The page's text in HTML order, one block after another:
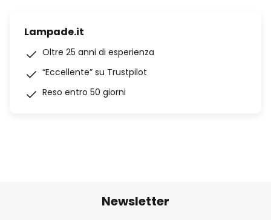
Lampade.it
Oltre 25 anni di esperienza
“Eccellente” su Trustpilot
Reso entro 50 giorni
Newsletter